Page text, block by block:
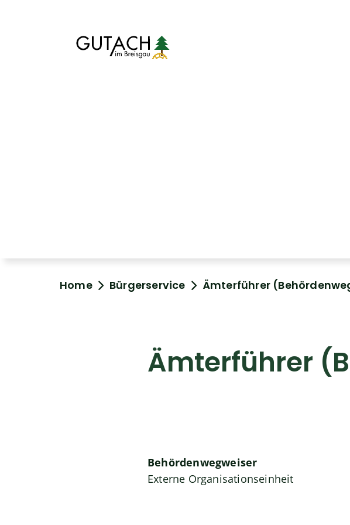
Home Bürgerservice Ämterführer
Ämterführer
Behördenwegweiser
Externe Organisationseinheit